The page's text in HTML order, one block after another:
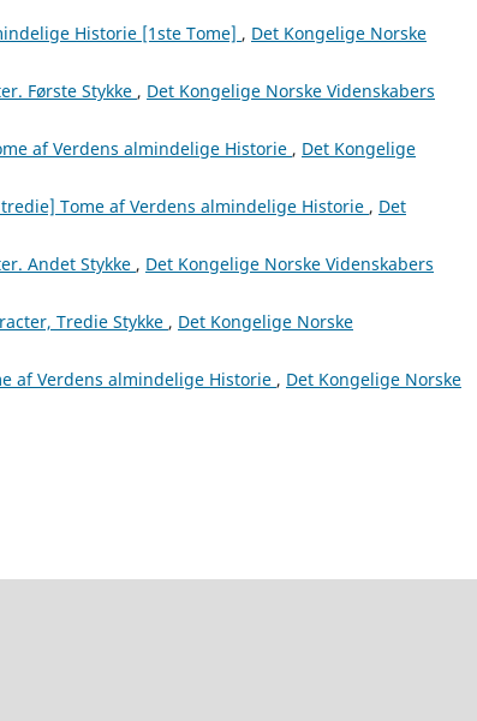
Historie [1ste Tome] , Det Kongelige Norske
Første Stykke , Det Kongelige Norske Videnskabers
af Verdens almindelige Historie , Det Kongelige
Tome af Verdens almindelige Historie , Det
Andet Stykke , Det Kongelige Norske Videnskabers
Tredie Stykke , Det Kongelige Norske
af Verdens almindelige Historie , Det Kongelige Norske